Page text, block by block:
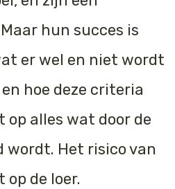
hun succes is
er wel en niet wordt
en hoe deze criteria
op alles wat door de
wordt. Het risico van
de loer.